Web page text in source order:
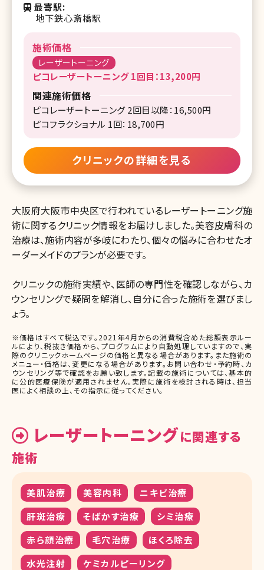
最寄駅
地下鉄心斎橋駅
施術価格
レーザートーニング
ピコレーザートーニング 1回目：13,200円
関連施術価格
ピコレーザートーニング 2回目以降：16,500円
ピコフラクショナル 1回：18,700円
クリニックの詳細を見る
大阪府大阪市中央区で行われているレーザートーニング施
術に関するクリニック情報をお届けしました。美容皮膚科の
治療は、施術内容が多岐にわたり、個々の悩みに合わせたオ
ーダーメイドのプランが必要です。
クリニックの施術実績や、医師の専門性を確認しながら、カ
ウンセリングで疑問を解消し、自分に合った施術を選びまし
ょう。
※価格はすべて税込です。2021年4月からの消費税含めた総額表示ルー
ルにより、税抜き価格から、プログラムにより自動処理していますので、実
際のクリニックホームページの価格と異なる場合があります。また施術の
メニュー・価格は、変更になる場合があります。お問い合わせ・予約時、カ
ウンセリング等で確認をお願い致します。記載の施術については、基本的
に公的医療保険が適用されません。実際に施術を検討される時は、担当
医によく相談の上、その指示に従ってください。
レーザートーニングに関連する
施術
美肌治療 美容内科
ニキビ治療
肝斑治療
そばかす治療
シミ治療
赤ら顔治療
毛穴治療
ほくろ除去
水光注射
ケミカルピーリング